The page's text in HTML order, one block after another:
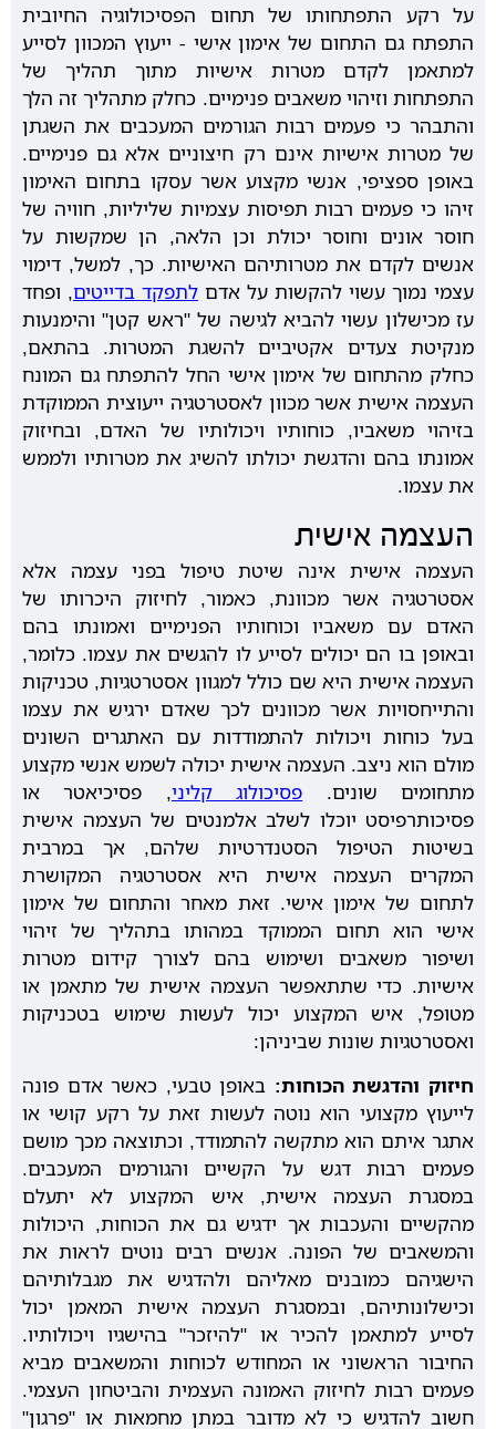
על רקע התפתחותו של תחום הפסיכולוגיה החיובית
התפתח גם התחום של אימון אישי - ייעוץ המכוון לסייע
למתאמן לקדם מטרות אישיות מתוך תהליך של
התפתחות וזיהוי משאבים פנימיים. כחלק מתהליך זה הלך
והתבהר כי פעמים רבות הגורמים המעכבים את השגתן
של מטרות אישיות אינם רק חיצוניים אלא גם פנימיים.
באופן ספציפי, אנשי מקצוע אשר עסקו בתחום האימון
זיהו כי פעמים רבות תפיסות עצמיות שליליות, חוויה של
חוסר אונים וחוסר יכולת וכן הלאה, הן שמקשות על
אנשים לקדם את מטרותיהם האישיות. כך, למשל, דימוי
עצמי נמוך עשוי להקשות על אדם לתפקד בדייטים, ופחד
עז מכישלון עשוי להביא לגישה של "ראש קטן" והימנעות
מנקיטת צעדים אקטיביים להשגת המטרות. בהתאם,
כחלק מהתחום של אימון אישי החל להתפתח גם המונח
העצמה אישית אשר מכוון לאסטרטגיה ייעוצית הממוקדת
בזיהוי משאביו, כוחותיו ויכולותיו של האדם, ובחיזוק
אמונתו בהם והדגשת יכולתו להשיג את מטרותיו ולממש
את עצמו.
העצמה אישית
העצמה אישית אינה שיטת טיפול בפני עצמה אלא
אסטרטגיה אשר מכוונת, כאמור, לחיזוק היכרותו של
האדם עם משאביו וכוחותיו הפנימיים ואמונתו בהם
ובאופן בו הם יכולים לסייע לו להגשים את עצמו. כלומר,
העצמה אישית היא שם כולל למגוון אסטרטגיות, טכניקות
והתייחסויות אשר מכוונים לכך שאדם ירגיש את עצמו
בעל כוחות ויכולות להתמודדות עם האתגרים השונים
מולם הוא ניצב. העצמה אישית יכולה לשמש אנשי מקצוע
מתחומים שונים. פסיכולוג קליני, פסיכיאטר או
פסיכותרפיסט יוכלו לשלב אלמנטים של העצמה אישית
בשיטות הטיפול הסטנדרטיות שלהם, אך במרבית
המקרים העצמה אישית היא אסטרטגיה המקושרת
לתחום של אימון אישי. זאת מאחר והתחום של אימון
אישי הוא תחום הממוקד במהותו בתהליך של זיהוי
ושיפור משאבים ושימוש בהם לצורך קידום מטרות
אישיות. כדי שתתאפשר העצמה אישית של מתאמן או
מטופל, איש המקצוע יכול לעשות שימוש בטכניקות
ואסטרטגיות שונות שביניהן:
חיזוק והדגשת הכוחות: באופן טבעי, כאשר אדם פונה
לייעוץ מקצועי הוא נוטה לעשות זאת על רקע קושי או
אתגר איתם הוא מתקשה להתמודד, וכתוצאה מכך מושם
פעמים רבות דגש על הקשיים והגורמים המעכבים.
במסגרת העצמה אישית, איש המקצוע לא יתעלם
מהקשיים והעכבות אך ידגיש גם את הכוחות, היכולות
והמשאבים של הפונה. אנשים רבים נוטים לראות את
הישגיהם כמובנים מאליהם ולהדגיש את מגבלותיהם
וכישלונותיהם, ובמסגרת העצמה אישית המאמן יכול
לסייע למתאמן להכיר או "להיזכר" בהישגיו ויכולותיו.
החיבור הראשוני או המחודש לכוחות והמשאבים מביא
פעמים רבות לחיזוק האמונה העצמית והביטחון העצמי.
חשוב להדגיש כי לא מדובר במתן מחמאות או "פרגון"